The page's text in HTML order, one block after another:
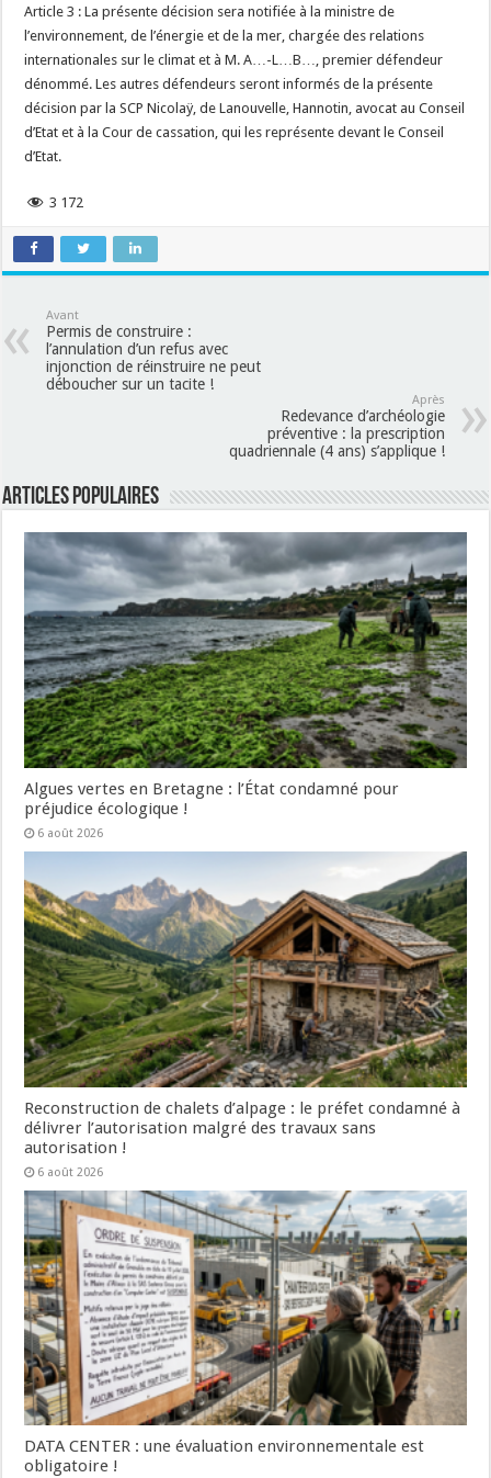
Article 3 : La présente décision sera notifiée à la ministre de
l’environnement, de l’énergie et de la mer, chargée des relations
internationales sur le climat et à M. A…-L…B…, premier défendeur
dénommé. Les autres défendeurs seront informés de la présente
décision par la SCP Nicolaÿ, de Lanouvelle, Hannotin, avocat au Conseil
d’Etat et à la Cour de cassation, qui les représente devant le Conseil
d’Etat.
3 172
Avant
Permis de construire :
l’annulation d’un refus avec
injonction de réinstruire ne peut
déboucher sur un tacite !
Après
Redevance d’archéologie
préventive : la prescription
quadriennale (4 ans) s’applique !
Articles populaires
Algues vertes en Bretagne : l’État condamné pour
préjudice écologique !
6 août 2026
Reconstruction de chalets d’alpage : le préfet condamné à
délivrer l’autorisation malgré des travaux sans
autorisation !
6 août 2026
DATA CENTER : une évaluation environnementale est
obligatoire !